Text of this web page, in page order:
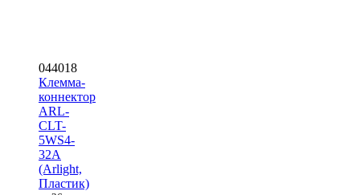
044018
Клемма-
коннектор
ARL-
CLT-
5WS4-
32A
(Arlight,
Пластик)